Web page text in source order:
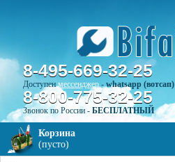
8-495-669-32-25
Доступенмессенджер-whatsapp (вотсап)
8-800-775-32-25
Звонок по России - БЕСПЛАТНЫЙ
Корзина
(пусто)